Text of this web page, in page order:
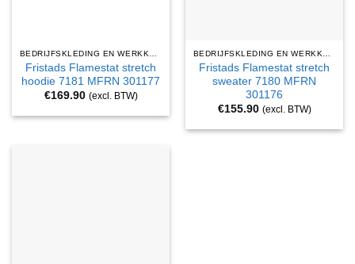
Fristads Flamestat stretch
hoodie 7181 MFRN 301177
€169.90 (excl. BTW)
Fristads Flamestat stretch
sweater 7180 MFRN
301176
€155.90 (excl. BTW)